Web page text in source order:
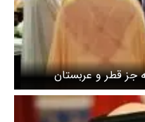
جز قطر و عربستان